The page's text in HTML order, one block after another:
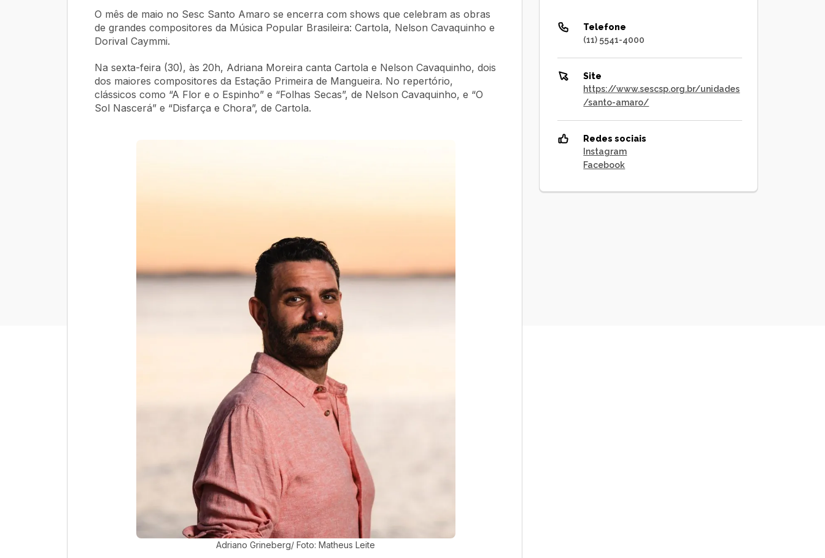
O mês de maio no Sesc Santo Amaro se encerra com shows que celebram as obras
de grandes compositores da Música Popular Brasileira: Cartola, Nelson Cavaquinho e
Dorival Caymmi.
Na sexta-feira (30), às 20h, Adriana Moreira canta Cartola e Nelson Cavaquinho, dois
dos maiores compositores da Estação Primeira de Mangueira. No repertório,
clássicos como “A Flor e o Espinho” e “Folhas Secas”, de Nelson Cavaquinho, e “O
Sol Nascerá” e “Disfarça e Chora”, de Cartola.
Adriano Grineberg/ Foto: Matheus Leite
Telefone
(11) 5541-4000
Site
https://www.sescsp.org.br/unidades
/santo-amaro/
Redes sociais
Instagram
Facebook